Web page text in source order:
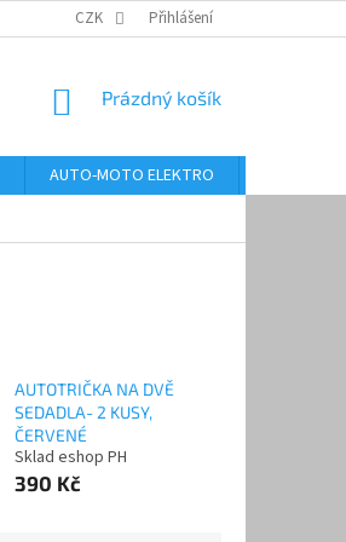
ODSTOUPENÍ OD KUPNÍ SMLOUVY
CZK Přihlášení
NÁKUPNÍ
Prázdný košík
AUTO-MOTO ELEKTRO
AUTOTRIČKA NA DVĚ
SEDADLA- 2 KUSY,
ČERVENÉ
Sklad eshop PH
390 Kč